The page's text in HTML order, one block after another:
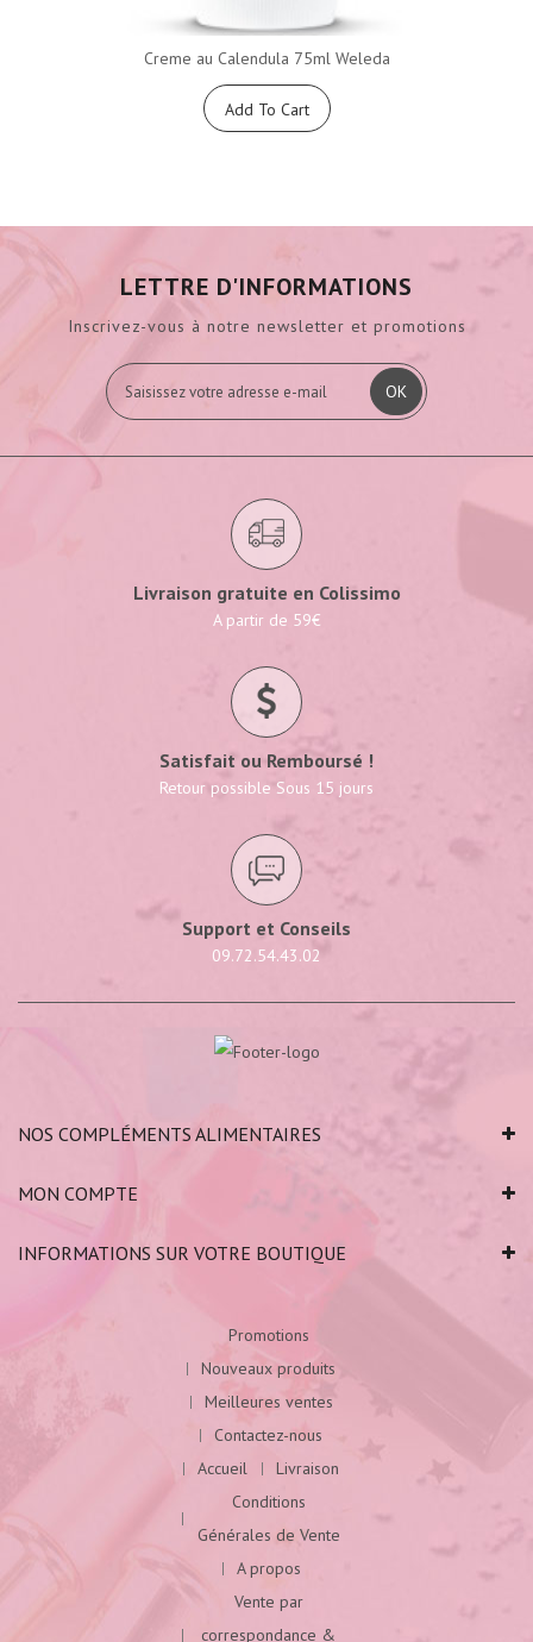
Creme au Calendula 75ml Weleda
Add To Cart
LETTRE D'INFORMATIONS
Inscrivez-vous à notre newsletter et promotions
OK
Livraison gratuite en Colissimo
A partir de 59€
Satisfait ou Remboursé !
Retour possible Sous 15 jours
Support et Conseils
09.72.54.43.02
NOS COMPLÉMENTS ALIMENTAIRES
MON COMPTE
INFORMATIONS SUR VOTRE BOUTIQUE
Promotions
Nouveaux produits
Meilleures ventes
Contactez-nous
Accueil
Livraison
Conditions
Générales de Vente
A propos
Vente par
correspondance &